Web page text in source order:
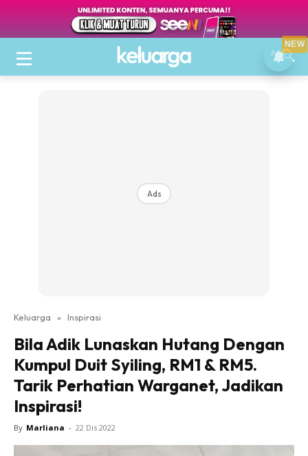
Ads
Keluarga » Inspirasi
Bila Adik Lunaskan Hutang Dengan
Kumpul Duit Syiling, RM1 & RM5.
Tarik Perhatian Warganet, Jadikan
Inspirasi!
By Marliana - 22 Dis 2022
NEW